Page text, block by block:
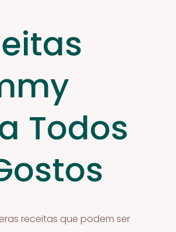
Todos
receitas que podem ser